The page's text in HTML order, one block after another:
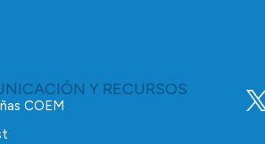
Y RECURSOS
COEM